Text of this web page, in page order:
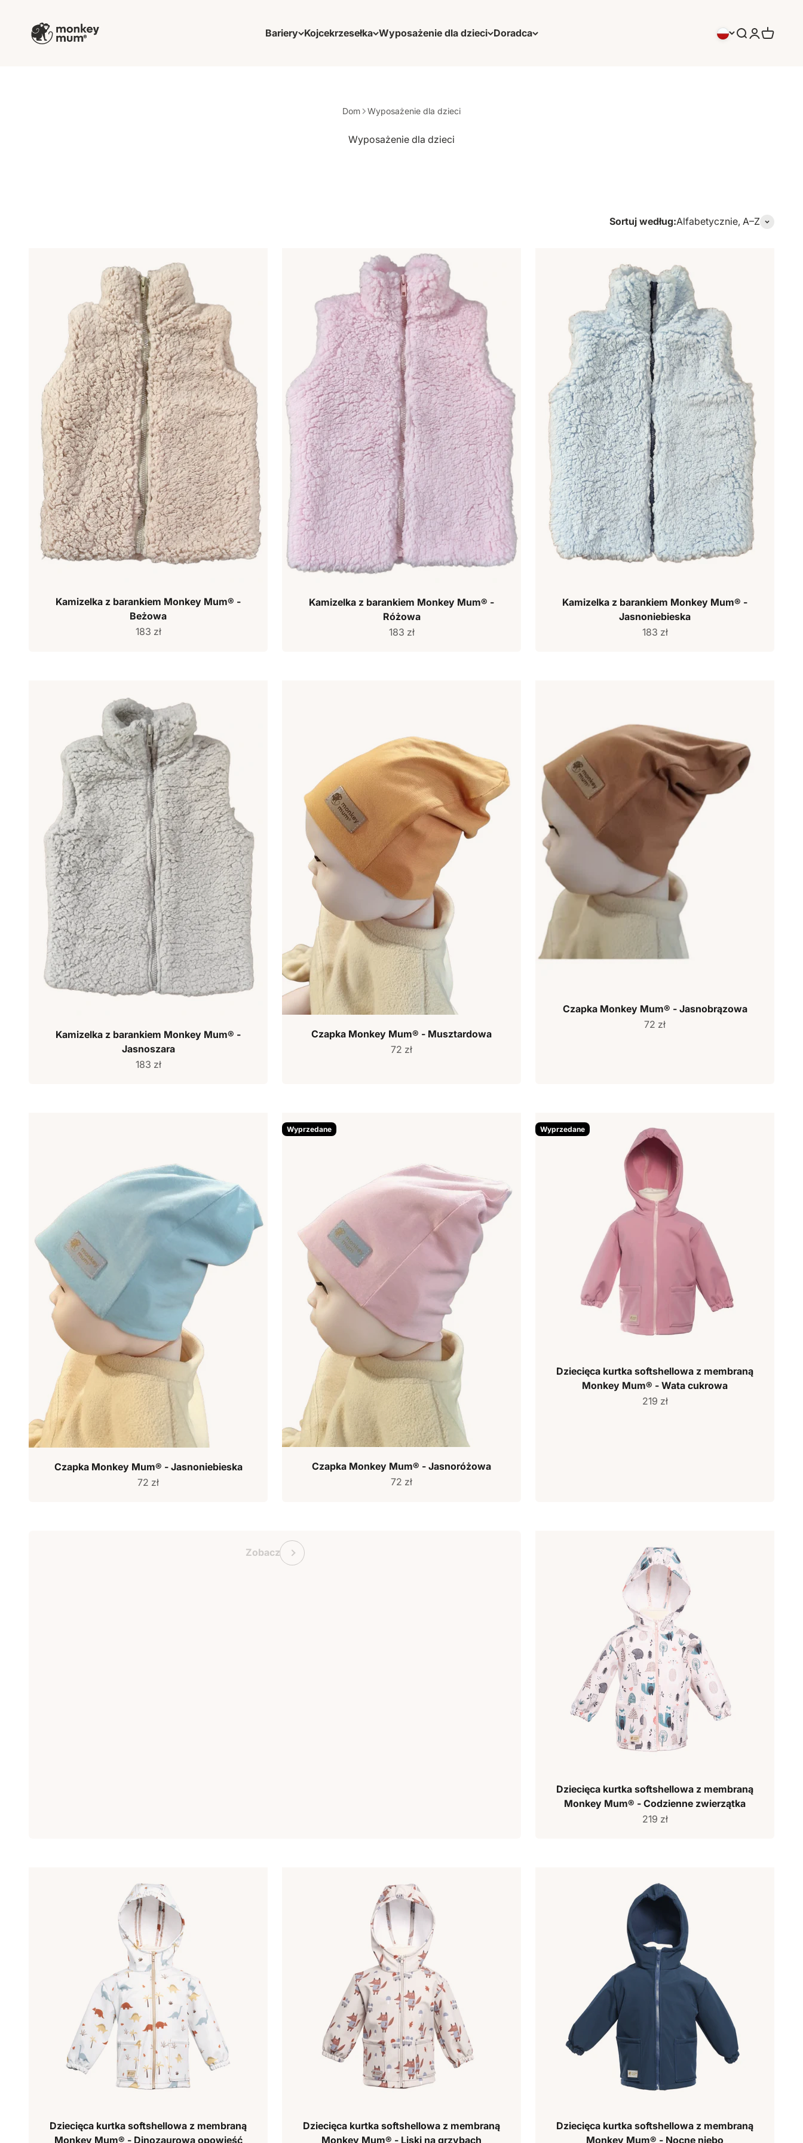
Bariery Kojcekrzesełka Wyposażenie dla dzieci Doradca
Monkey Mum
SzukajLogowanie
Koszyk
Dom Wyposażenie dla dzieci
Sortuj według:Alfabetycznie, A–Z
Kamizelka z barankiem Monkey Mum® -
Beżowa
Cena sprzedaży
183 zł
Kamizelka z barankiem Monkey Mum® -
Różowa
Cena sprzedaży
183 zł
Kamizelka z barankiem Monkey Mum® -
Jasnoniebieska
Cena sprzedaży
183 zł
Kamizelka z barankiem Monkey Mum® -
Jasnoszara
Cena sprzedaży
183 zł
Czapka Monkey Mum® - Musztardowa
Cena sprzedaży
72 zł
Czapka Monkey Mum® - Jasnobrązowa
Cena sprzedaży
72 zł
Czapka Monkey Mum® - Jasnoniebieska
Cena sprzedaży
72 zł
Wyprzedane
Czapka Monkey Mum® - Jasnoróżowa
Cena sprzedaży
72 zł
ZobaczPoprzedni
Wyprzedane
Dziecięca kurtka softshellowa z membraną
Monkey Mum® - Wata cukrowa
Cena sprzedaży
219 zł
Dziecięca kurtka softshellowa z membraną
Monkey Mum® - Codzienne zwierzątka
Cena sprzedaży
219 zł
Dziecięca kurtka softshellowa z membraną
Monkey Mum® - Dinozaurowa opowieść
Dziecięca kurtka softshellowa z membraną
Monkey Mum® - Liski na grzybach
Dziecięca kurtka softshellowa z membraną
Monkey Mum® - Nocne niebo